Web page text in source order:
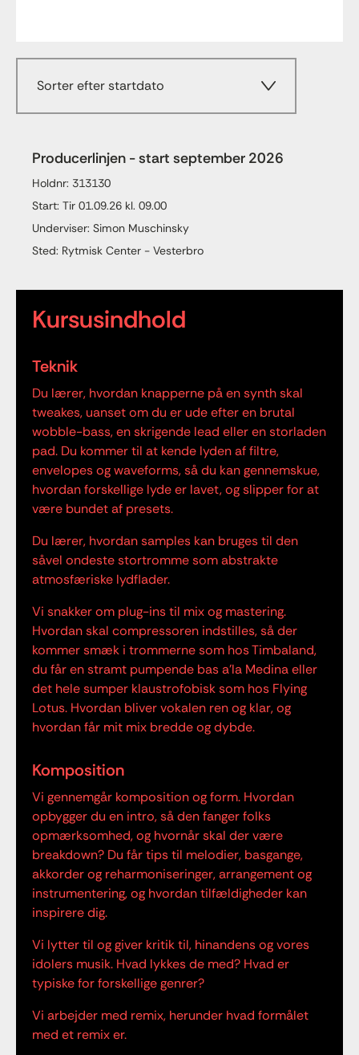
Sorter efter startdato
Producerlinjen - start september 2026
Holdnr: 313130
Start: Tir 01.09.26 kl. 09.00
Underviser: Simon Muschinsky
Sted: Rytmisk Center - Vesterbro
Kursusindhold
Teknik
Du lærer, hvordan knapperne på en synth skal
tweakes, uanset om du er ude efter en brutal
wobble-bass, en skrigende lead eller en storladen
pad. Du kommer til at kende lyden af filtre,
envelopes og waveforms, så du kan gennemskue,
hvordan forskellige lyde er lavet, og slipper for at
være bundet af presets.
Du lærer, hvordan samples kan bruges til den
såvel ondeste stortromme som abstrakte
atmosfæriske lydflader.
Vi snakker om plug-ins til mix og mastering.
Hvordan skal compressoren indstilles, så der
kommer smæk i trommerne som hos Timbaland,
du får en stramt pumpende bas a’la Medina eller
det hele sumper klaustrofobisk som hos Flying
Lotus. Hvordan bliver vokalen ren og klar, og
hvordan får mit mix bredde og dybde.
Komposition
Vi gennemgår komposition og form. Hvordan
opbygger du en intro, så den fanger folks
opmærksomhed, og hvornår skal der være
breakdown? Du får tips til melodier, basgange,
akkorder og reharmoniseringer, arrangement og
instrumentering, og hvordan tilfældigheder kan
inspirere dig.
Vi lytter til og giver kritik til, hinandens og vores
idolers musik. Hvad lykkes de med? Hvad er
typiske for forskellige genrer?
Vi arbejder med remix, herunder hvad formålet
med et remix er.